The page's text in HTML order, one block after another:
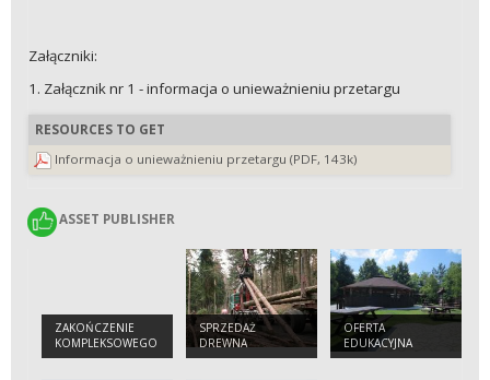
Załączniki:
1. Załącznik nr 1 - informacja o unieważnieniu przetargu
RESOURCES TO GET
Informacja o unieważnieniu przetargu (PDF, 143k)
ASSET PUBLISHER
ASSET PUBLISHER
ZAKOŃCZENIE
KOMPLEKSOWEGO
PROJEKTU
SPRZEDAŻ
DREWNA
OFERTA
EDUKACYJNA